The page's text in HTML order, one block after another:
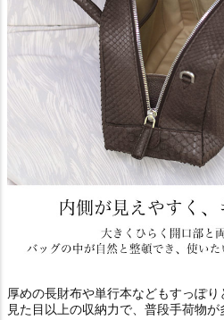
厚めの長財布や単行本などもすっぽり
見た目以上の収納力で、普段手荷物